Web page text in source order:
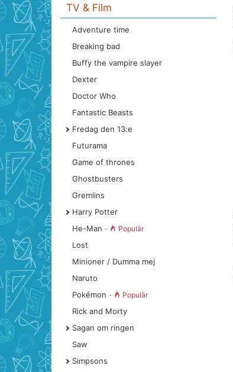
TV & Film
Adventure time
Breaking bad
Buffy the vampire slayer
Dexter
Doctor Who
Fantastic Beasts
Fredag den 13:e
Futurama
Game of thrones
Ghostbusters
Gremlins
Harry Potter
He-Man - Populär
Lost
Minioner / Dumma mej
Naruto
Pokémon - Populär
Rick and Morty
Sagan om ringen
Saw
Simpsons